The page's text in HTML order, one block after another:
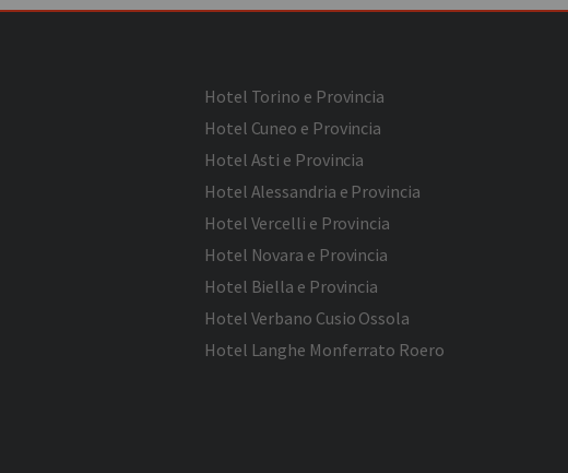
Hotel Torino e Provincia
Hotel Cuneo e Provincia
Hotel Asti e Provincia
Hotel Alessandria e Provincia
Hotel Vercelli e Provincia
Hotel Novara e Provincia
Hotel Biella e Provincia
Hotel Verbano Cusio Ossola
Hotel Langhe Monferrato Roero